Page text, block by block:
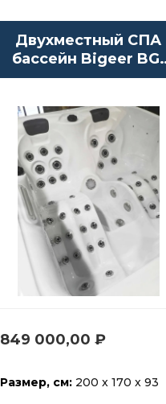
Двухместный СПА
бассейн Bigeer BG-
8891
849 000,00 ₽
Размер, см:200 x 170 x 93